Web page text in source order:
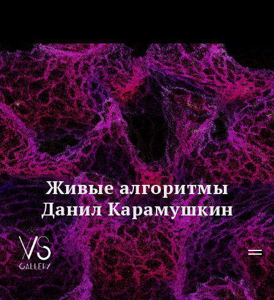
Живые алгоритмы
Данил Карамушкин